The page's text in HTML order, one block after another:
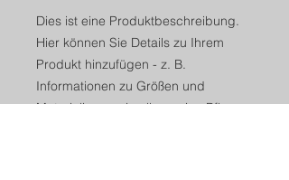
Dies ist eine Produktbeschreibung.
Hier können Sie Details zu Ihrem
Produkt hinzufügen - z. B.
Informationen zu Größen und
Materialien sowie allgemeine Pflege-